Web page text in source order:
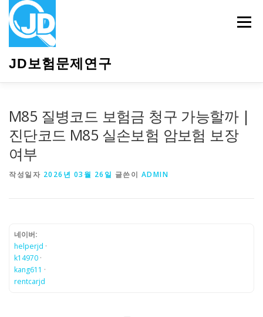
JD보험문제연구
메뉴
M85 질병코드 보험금 청구 가능할까 |
진단코드 M85 실손보험 암보험 보장
여부
작성일자 2026년 03월 26일 글쓴이 ADMIN
네이버:
helperjd ·
k14970 ·
kang611 ·
rentcarjd